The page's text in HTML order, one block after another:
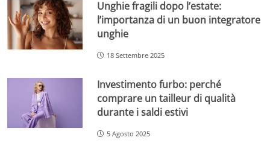
Unghie fragili dopo l’estate:
l’importanza di un buon integratore
unghie
18 Settembre 2025
Investimento furbo: perché
comprare un tailleur di qualità
durante i saldi estivi
5 Agosto 2025